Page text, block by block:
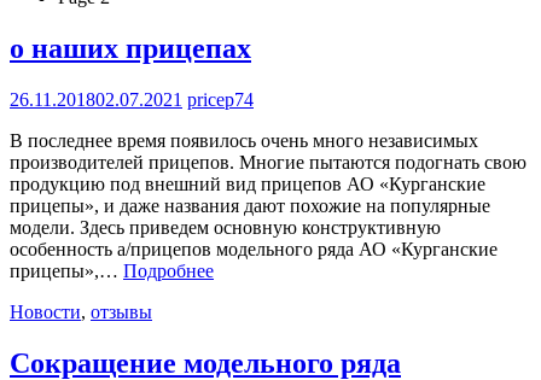
о наших прицепах
26.11.201802.07.2021 pricep74
В последнее время появилось очень много независимых
производителей прицепов. Многие пытаются подогнать свою
продукцию под внешний вид прицепов АО «Курганские
прицепы», и даже названия дают похожие на популярные
модели. Здесь приведем основную конструктивную
особенность а/прицепов модельного ряда АО «Курганские
прицепы»,… Подробнее
Новости, отзывы
Сокращение модельного ряда